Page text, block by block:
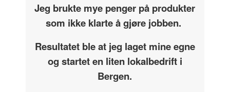
Jeg brukte mye penger på produkter
som ikke klarte å gjøre jobben.
Resultatet ble at jeg laget mine egne
og startet en liten lokalbedrift i
Bergen.